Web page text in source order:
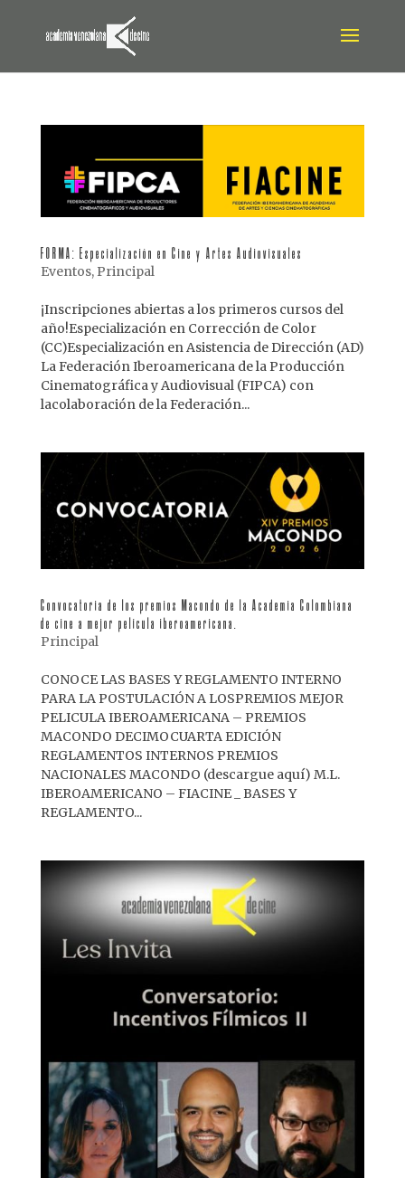
FORMA: Especialización en Cine y Artes Audiovisuales
Eventos, Principal
¡Inscripciones abiertas a los primeros cursos del
año!Especialización en Corrección de Color
(CC)Especialización en Asistencia de Dirección (AD)
La Federación Iberoamericana de la Producción
Cinematográfica y Audiovisual (FIPCA) con
lacolaboración de la Federación...
Convocatoria de los premios Macondo de la Academia Colombiana
de cine a mejor película iberoamericana.
Principal
CONOCE LAS BASES Y REGLAMENTO INTERNO
PARA LA POSTULACIÓN A LOSPREMIOS MEJOR
PELICULA IBEROAMERICANA – PREMIOS
MACONDO DECIMOCUARTA EDICIÓN
REGLAMENTOS INTERNOS PREMIOS
NACIONALES MACONDO (descargue aquí) M.L.
IBEROAMERICANO – FIACINE _ BASES Y
REGLAMENTO...